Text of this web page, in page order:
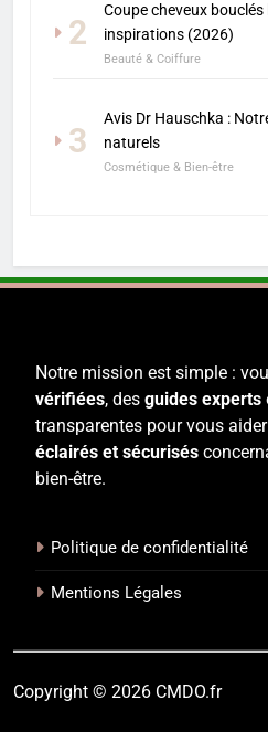
2
Coupe cheveux bouclés
inspirations (2026)
Beauté & Coiffure
3
Avis Dr Hauschka :
naturels
Cosmétique & Bien-être
Notre mission est simple :
vérifiées, des guides experts
transparentes pour vous
éclairés et sécurisés
bien-être.
Politique de confidentialité
Mentions Légales
Copyright © 2026 CMDO.fr